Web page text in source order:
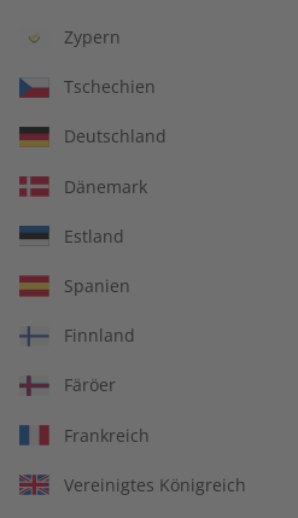
Zypern
Tschechien
Deutschland
Dänemark
Estland
Spanien
Finnland
Färöer
Frankreich
Vereinigtes Königreich